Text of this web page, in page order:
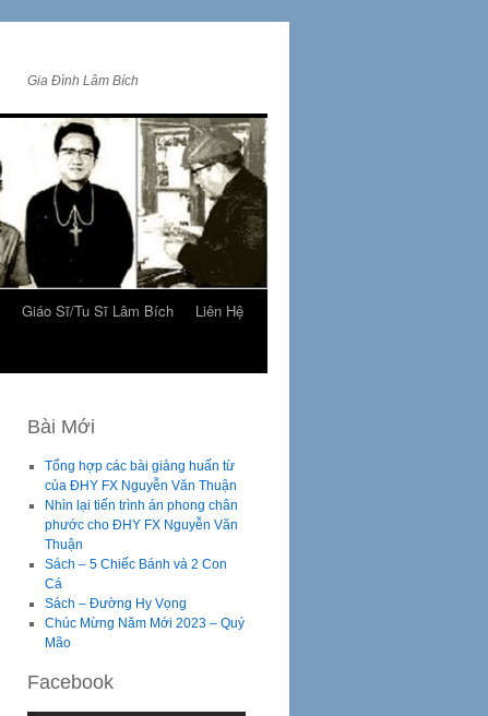
Gia Đình Lâm Bích
Giáo Sĩ/Tu Sĩ Lâm Bích
Liên Hệ
Bài Mới
Tổng hợp các bài giảng huấn từ
của ĐHY FX Nguyễn Văn Thuận
Nhìn lại tiến trình án phong chân
phước cho ĐHY FX Nguyễn Văn
Thuận
Sách – 5 Chiếc Bánh và 2 Con
Cá
Sách – Đường Hy Vọng
Chúc Mừng Năm Mới 2023 – Quý
Mão
Facebook